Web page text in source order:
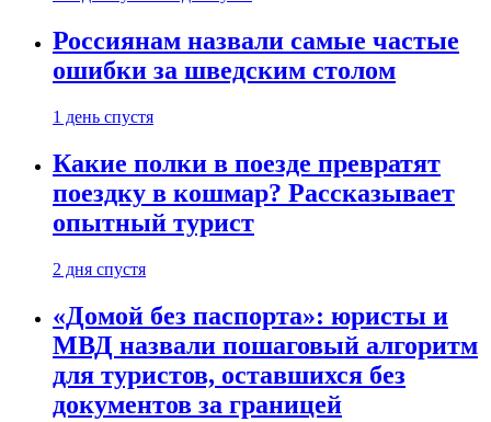
Россиянам назвали самые частые
ошибки за шведским столом
1 день спустя
Какие полки в поезде превратят
поездку в кошмар? Рассказывает
опытный турист
2 дня спустя
«Домой без паспорта»: юристы и
МВД назвали пошаговый алгоритм
для туристов, оставшихся без
документов за границей